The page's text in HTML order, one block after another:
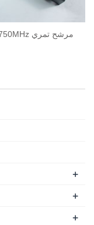
726-750MHz مرشح تمري
+
+
+